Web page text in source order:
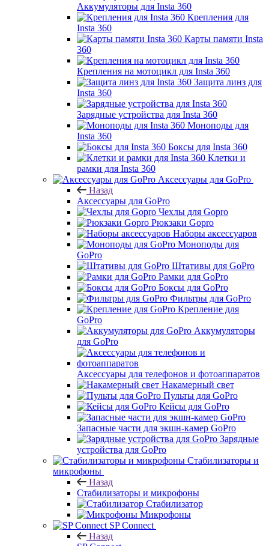
Аккумуляторы для Insta 360
Крепления для
Insta 360
Карты памяти Insta
360
Крепления на мотоцикл для Insta 360
Защита линз для
Insta 360
Зарядные устройства для Insta 360
Моноподы для
Insta 360
Боксы для Insta 360
Клетки и
рамки для Insta 360
Аксессуары для GoPro
Назад
Аксессуары для GoPro
Чехлы для Gopro
Рюкзаки Gopro
Наборы аксессуаров
Моноподы для
GoPro
Штативы для GoPro
Рамки для GoPro
Боксы для GoPro
Фильтры для GoPro
Крепление для
GoPro
Аккумуляторы
для GoPro
Аксессуары для телефонов и фотоаппаратов
Накамерный свет
Пульты для GoPro
Кейсы для GoPro
Запасные части для экшн-камер GoPro
Зарядные
устройства для GoPro
Стабилизаторы и
микрофоны
Назад
Стабилизаторы и микрофоны
Стабилизатор
Микрофоны
SP Connect
Назад